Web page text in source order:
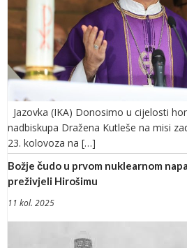
Jazovka (IKA) Donosimo u cijelosti
nadbiskupa Dražena Kutleše na misi
23. kolovoza na […]
Božje čudo u prvom nuklearnom
preživjeli Hirošimu
11 kol. 2025